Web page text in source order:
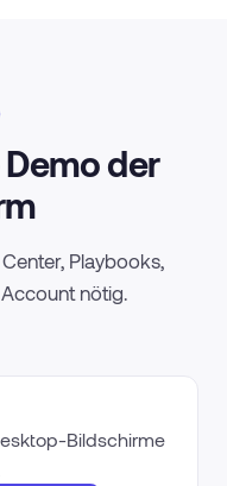
der
Playbooks,
nötig.
Bildschirme